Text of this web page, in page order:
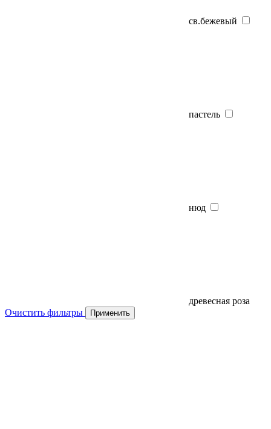
св.бежевый
пастель
нюд
древесная роза
Очистить фильтры
Применить